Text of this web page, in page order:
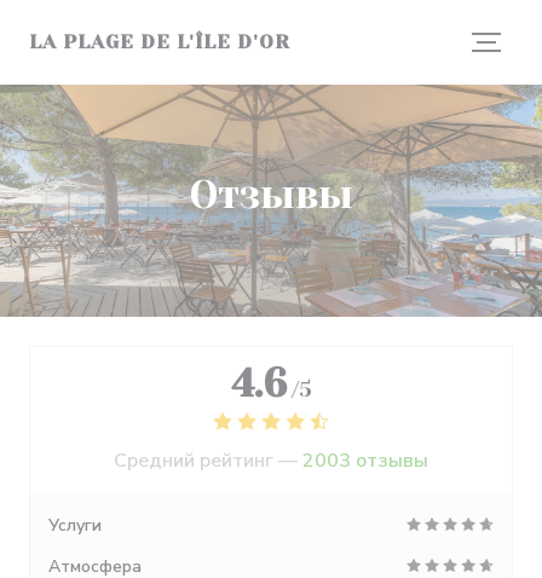
LA PLAGE DE L'ÎLE D'OR
Отзывы
4.6 /5
Средний рейтинг — 2003 отзывы
Услуги
Атмосфера